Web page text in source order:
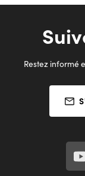
Restez informé